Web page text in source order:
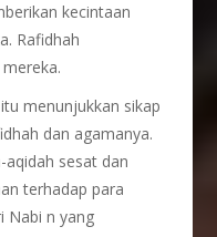
kecintaan
Rafidhah
menunjukkan sikap
dan agamanya.
aqidah sesat dan
terhadap para
Nabi n yang